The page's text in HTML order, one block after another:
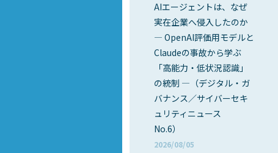
AIエージェントは、なぜ
実在企業へ侵入したのか
― OpenAI評価用モデルと
Claudeの事故から学ぶ
「高能力・低状況認識」
の統制 ―（デジタル・ガ
バナンス／サイバーセキ
ュリティニュース
No.6）
2026/08/05